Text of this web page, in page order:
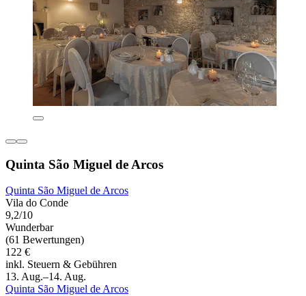
Quinta São Miguel de Arcos
Quinta São Miguel de Arcos
Vila do Conde
9,2/10
Wunderbar
(61 Bewertungen)
122 €
inkl. Steuern & Gebühren
13. Aug.–14. Aug.
Quinta São Miguel de Arcos